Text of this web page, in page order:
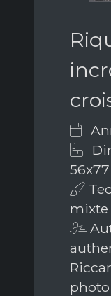
56x77
mixte
photo